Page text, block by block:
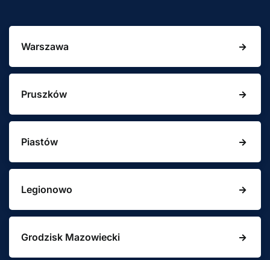
Warszawa
Pruszków
Piastów
Legionowo
Grodzisk Mazowiecki